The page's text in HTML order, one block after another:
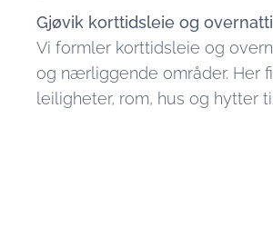
Gjøvik korttidsleie og
Vi formler korttidsleie og
og nærliggende områder. Her
leiligheter, rom, hus og hytter